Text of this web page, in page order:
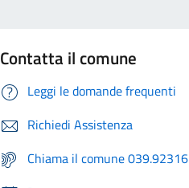
Contatta il comune
Leggi le domande frequenti
Richiedi Assistenza
Chiama il comune 039.92316